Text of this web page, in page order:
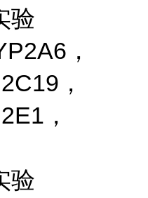
验
，
，
，
验